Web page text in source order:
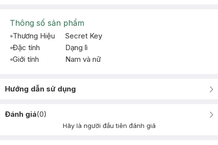
Thông số sản phẩm
Thương Hiệu
Secret Key
Đặc tính
Dạng lì
Giới tính
Nam và nữ
Hướng dẫn sử dụng
Đánh giá(0)
Hãy là người đầu tiên đánh giá